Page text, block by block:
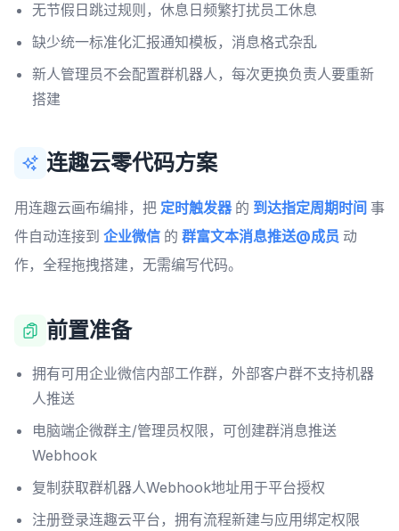
无节假日跳过规则，休息日频繁打扰员工休息
缺少统一标准化汇报通知模板，消息格式杂乱
新人管理员不会配置群机器人，每次更换负责人要重新
搭建
连趣云零代码方案
用连趣云画布编排，把 定时触发器 的 到达指定周期时间 事
件自动连接到 企业微信 的 群富文本消息推送@成员 动
作，全程拖拽搭建，无需编写代码。
前置准备
拥有可用企业微信内部工作群，外部客户群不支持机器
人推送
电脑端企微群主/管理员权限，可创建群消息推送
Webhook
复制获取群机器人Webhook地址用于平台授权
注册登录连趣云平台，拥有流程新建与应用绑定权限